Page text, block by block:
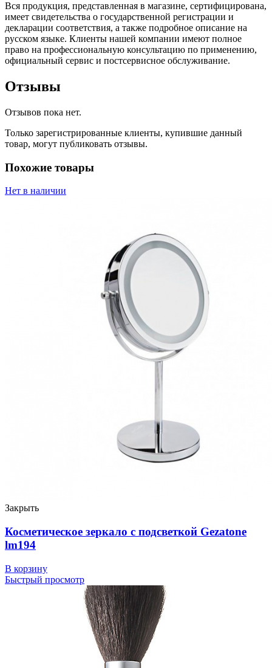
Вся продукция, представленная в магазине, сертифицирована,
имеет свидетельства о государственной регистрации и
декларации соответствия, а также подробное описание на
русском языке. Клиенты нашей компании имеют полное
право на профессиональную консультацию по применению,
официальный сервис и постсервисное обслуживание.
Отзывы
Отзывов пока нет.
Только зарегистрированные клиенты, купившие данный
товар, могут публиковать отзывы.
Похожие товары
Нет в наличии
Закрыть
Косметическое зеркало с подсветкой Gezatone
lm194
В корзину
Быстрый просмотр